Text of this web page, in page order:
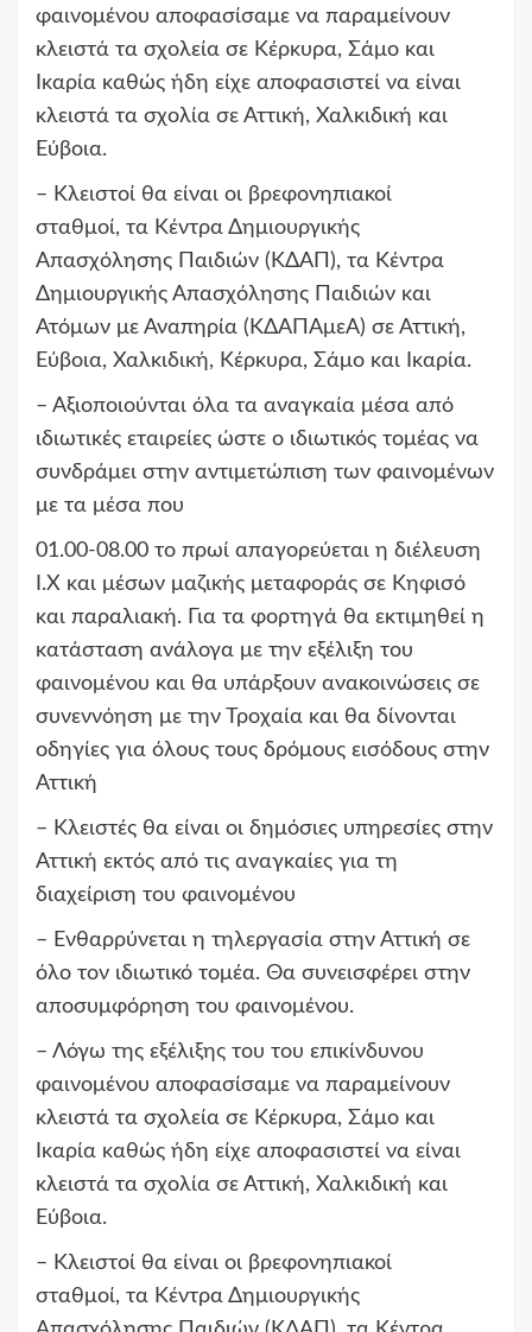
φαινομένου αποφασίσαμε να παραμείνουν
κλειστά τα σχολεία σε Κέρκυρα, Σάμο και
Ικαρία καθώς ήδη είχε αποφασιστεί να είναι
κλειστά τα σχολία σε Αττική, Χαλκιδική και
Εύβοια.
– Κλειστοί θα είναι οι βρεφονηπιακοί
σταθμοί, τα Κέντρα Δημιουργικής
Απασχόλησης Παιδιών (ΚΔΑΠ), τα Κέντρα
Δημιουργικής Απασχόλησης Παιδιών και
Ατόμων με Αναπηρία (ΚΔΑΠΑμεΑ) σε Αττική,
Εύβοια, Χαλκιδική, Κέρκυρα, Σάμο και Ικαρία.
– Αξιοποιούνται όλα τα αναγκαία μέσα από
ιδιωτικές εταιρείες ώστε ο ιδιωτικός τομέας να
συνδράμει στην αντιμετώπιση των φαινομένων
με τα μέσα που
01.00-08.00 το πρωί απαγορεύεται η διέλευση
Ι.Χ και μέσων μαζικής μεταφοράς σε Κηφισό
και παραλιακή. Για τα φορτηγά θα εκτιμηθεί η
κατάσταση ανάλογα με την εξέλιξη του
φαινομένου και θα υπάρξουν ανακοινώσεις σε
συνεννόηση με την Τροχαία και θα δίνονται
οδηγίες για όλους τους δρόμους εισόδους στην
Αττική
– Κλειστές θα είναι οι δημόσιες υπηρεσίες στην
Αττική εκτός από τις αναγκαίες για τη
διαχείριση του φαινομένου
– Ενθαρρύνεται η τηλεργασία στην Αττική σε
όλο τον ιδιωτικό τομέα. Θα συνεισφέρει στην
αποσυμφόρηση του φαινομένου.
– Λόγω της εξέλιξης του του επικίνδυνου
φαινομένου αποφασίσαμε να παραμείνουν
κλειστά τα σχολεία σε Κέρκυρα, Σάμο και
Ικαρία καθώς ήδη είχε αποφασιστεί να είναι
κλειστά τα σχολία σε Αττική, Χαλκιδική και
Εύβοια.
– Κλειστοί θα είναι οι βρεφονηπιακοί
σταθμοί, τα Κέντρα Δημιουργικής